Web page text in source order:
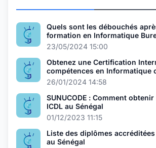
Quels sont les débouchés
formation en Informatique
23/05/2024 15:00
Obtenez une Certification
compétences en Informatique
26/01/2024 14:58
SUNUCODE : Comment
ICDL au Sénégal
01/12/2023 11:15
Liste des diplômes accréditées
au Sénégal